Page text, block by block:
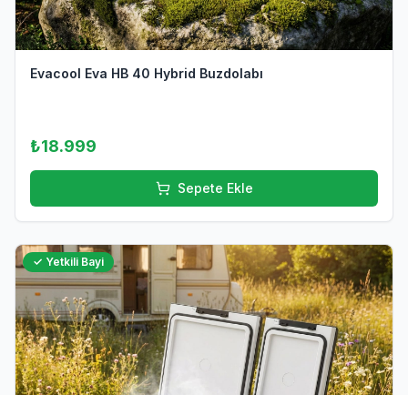
Evacool Eva HB 40 Hybrid Buzdolabı
₺18.999
Sepete Ekle
✓ Yetkili Bayi